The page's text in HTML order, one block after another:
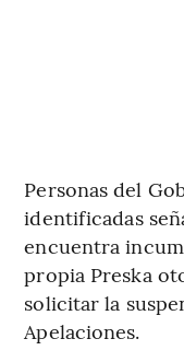
Personas del
identificadas
encuentra
propia Preska
solicitar la
Apelaciones.